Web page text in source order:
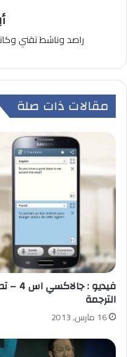
راصد وناشط تقني
مقالات ذات صلة
فيديو :
الترجمة
16 مارس, 2013